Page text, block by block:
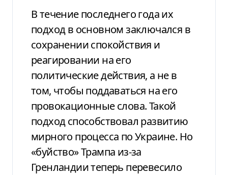
В течение последнего года их
подход в основном заключался в
сохранении спокойствия и
реагировании на его
политические действия, а не в
том, чтобы поддаваться на его
провокационные слова. Такой
подход способствовал развитию
мирного процесса по Украине. Но
«буйство» Трампа из-за
Гренландии теперь перевесило